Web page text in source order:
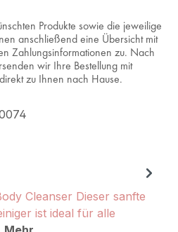
Produkte sowie die jeweilige
anschließend eine Übersicht mit
Zahlungsinformationen zu. Nach
wir Ihre Bestellung mit
zu Ihnen nach Hause.
Cleanser Dieser sanfte
ist ideal für alle